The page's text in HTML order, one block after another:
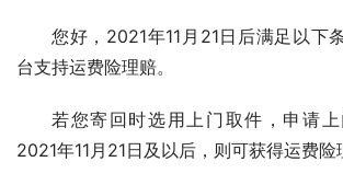
您好，2021年11月21日后满足以下
台支持运费险理赔。
若您寄回时选用上门取件，申请
2021年11月21日及以后，则可获得运费险